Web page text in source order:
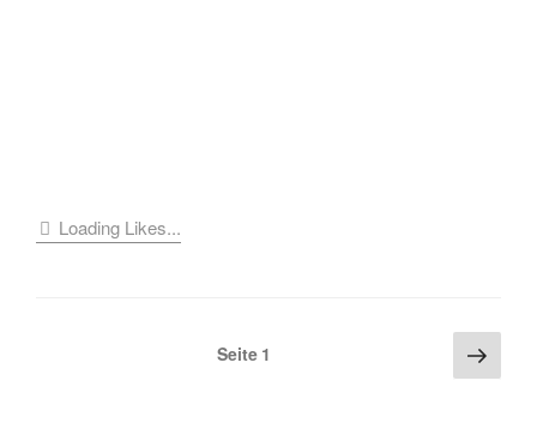
Loading Likes...
Seitennummerierung
Seite 1
Seite